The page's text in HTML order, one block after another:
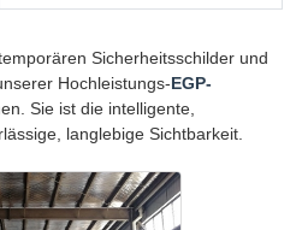
Sicherheitsschilder und
Hochleistungs-EGP-
Sie ist die intelligente,
langlebige Sichtbarkeit.